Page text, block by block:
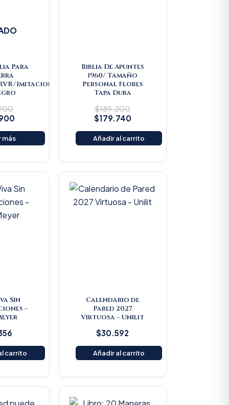
Para
Imitacion
más
Biblia De Apuntes
1960/ Tamaño
Personal Flores
Tapa Dura
$189.200
$179.740
Añadir al carrito
Sin
–
carrito
Calendario de
Pared 2027
Virtuosa – Unilit
$30.592
Añadir al carrito